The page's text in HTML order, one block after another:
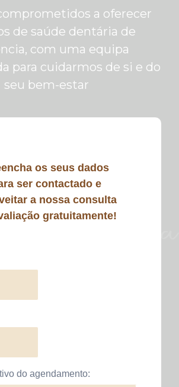
a oferecer
de saúde dentária de
com uma equipa
para cuidarmos de si e do
seu bem-estar
os seus dados
ser contactado e
a nossa consulta
gratuitamente!
do agendamento: